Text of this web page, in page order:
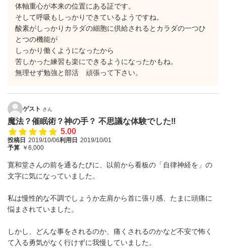
体軸重心が本来の位置にある証です。
そして呼吸もしっかりできているようですね。
酸素がしっかりカラダの細胞に供給されるとカラダの一つひ
とつの機能が
しっかり働くようになったから
苦しかった練習も楽にできるようになったかもね。
無理せず勉強と部活 頑張って下さい。
ゲスト さん
魔法？催眠術？神の手？ 不思議な体験でした‼︎
5.00
投稿日 2019/10/06利用日 2019/10/01
予算 ￥6,000
寛和堂さんの前を通るたびに、以前から看板の「自律神経を」の
文字に気になっていました。
私は慢性的な不調でしょうか左肩から首に張り感、たまに頭痛に
悩まされていました。
しかし、どんな事をされるのか、痛くされるのかなど不安で怖く
て入る勇気がなく行けずに我慢していました。